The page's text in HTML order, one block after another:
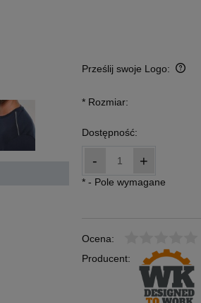
Prześlij swoje Logo:
* Rozmiar:
Dostępność:
- +
* - Pole wymagane
Ocena:
Producent: